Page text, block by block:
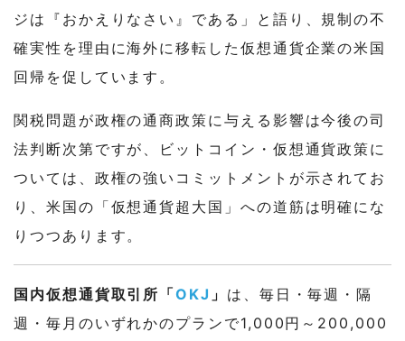
ジは『おかえりなさい』である」と語り、規制の不
確実性を理由に海外に移転した仮想通貨企業の米国
回帰を促しています。
関税問題が政権の通商政策に与える影響は今後の司
法判断次第ですが、ビットコイン・仮想通貨政策に
ついては、政権の強いコミットメントが示されてお
り、米国の「仮想通貨超大国」への道筋は明確にな
りつつあります。
国内仮想通貨取引所「OKJ 」 は、毎日・毎週・隔
週・毎月のいずれかのプランで1,000円～200,000